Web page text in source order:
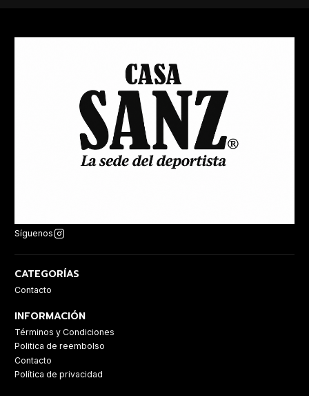
Síguenos
CATEGORÍAS
Contacto
INFORMACIÓN
Términos y Condiciones
Politica de reembolso
Contacto
Política de privacidad